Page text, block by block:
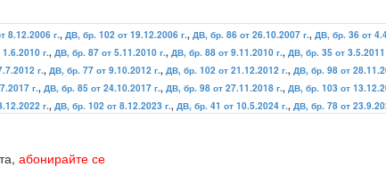
8.12.2006 г., ДВ, бр. 102 от 19.12.2006 г., ДВ, бр. 86 от 26.10.2007 г., ДВ, бр. 36 от
г., ДВ, бр. 87 от 5.11.2010 г., ДВ, бр. 88 от 9.11.2010 г., ДВ, бр. 35 от 3.5.2011
г., ДВ, бр. 77 от 9.10.2012 г., ДВ, бр. 102 от 21.12.2012 г., ДВ, бр. 98 от
г., ДВ, бр. 85 от 24.10.2017 г., ДВ, бр. 98 от 27.11.2018 г., ДВ, бр. 103 от
г., ДВ, бр. 102 от 8.12.2023 г., ДВ, бр. 41 от 10.5.2024 г., ДВ, бр. 78 от
абонирайте се